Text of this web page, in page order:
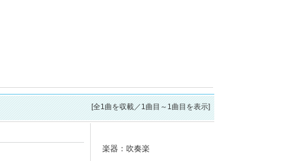
[全1曲を収載／1曲目～1曲目を表示]
楽器：吹奏楽